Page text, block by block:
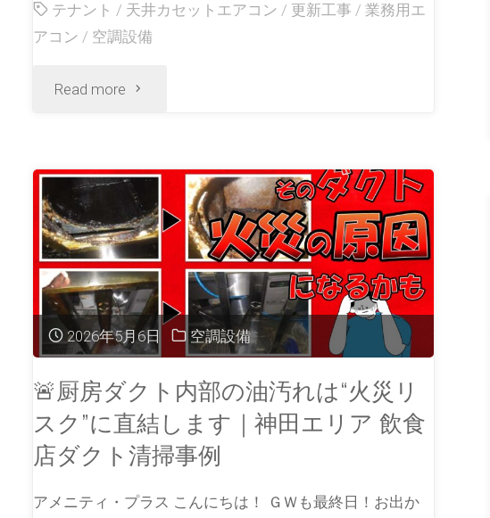
テナント / 天井カセットエアコン / 更新工事 / 業務用エ
アコン / 空調設備
Read more
2026年5月6日 空調設備
🚨厨房ダクト内部の油汚れは“火災リ
スク”に直結します｜神田エリア 飲食
店ダクト清掃事例
アメニティ・プラス こんにちは！ ＧＷも最終日！お出か